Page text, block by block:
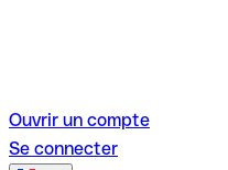
Ouvrir un compte
Se connecter